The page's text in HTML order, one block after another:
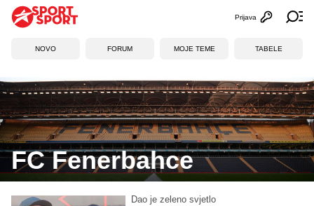
Otvori
Prijava
NOVO FORUM MOJE TEME TABELE
FC Fenerbahce
Dao je zeleno svjetlo